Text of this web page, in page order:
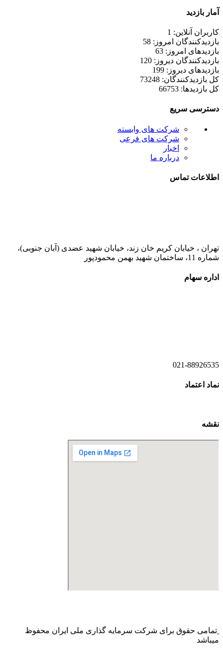
آمار بازدید
کاربران آنلاین: 1
بازدیدکنندگان امروز: 58
بازدیدهای امروز: 63
بازدیدکنندگان دیروز: 120
بازدیدهای دیروز: 199
کل بازدیدکنند‌گان: 73248
کل بازدیدها: 66753
دسترسی سریع
شرکت های وابسته
شرکت های فرعی
اخبار
درباره ما
اطلاعات تماس
تهران ، خیابان کریم خان زند، خیابان شهید عضدی (آبان جنوبی)،
شماره 11، ساختمان شهید بهمن محمودپور
اداره سهام
021-88926535
نماد اعتماد
نقشه
تمامی حقوق برای شرکت سرمایه گذاری ملی ایران محفوظ
میباشد